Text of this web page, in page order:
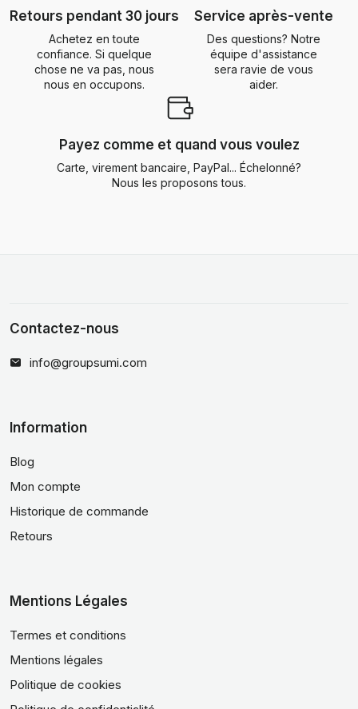
Retours pendant 30 jours
Achetez en toute
confiance. Si quelque
chose ne va pas, nous
nous en occupons.
Service après-vente
Des questions? Notre
équipe d'assistance
sera ravie de vous
aider.
Payez comme et quand vous voulez
Carte, virement bancaire, PayPal... Échelonné?
Nous les proposons tous.
Contactez-nous
info@groupsumi.com
Information
Blog
Mon compte
Historique de commande
Retours
Mentions Légales
Termes et conditions
Mentions légales
Politique de cookies